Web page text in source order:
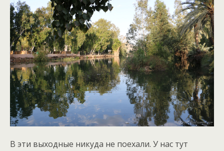
В эти выходные никуда не поехали. У нас тут